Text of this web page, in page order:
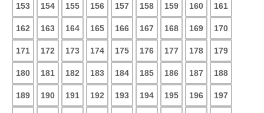
153 154 155 156 157 158 159 160 161
162 163 164 165 166 167 168 169 170
171 172 173 174 175 176 177 178 179
180 181 182 183 184 185 186 187 188
189 190 191 192 193 194 195 196 197